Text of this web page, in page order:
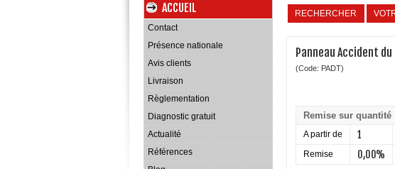
ACCUEIL
Contact
Présence nationale
Avis clients
Livraison
Règlementation
Diagnostic gratuit
Actualité
Références
RECHERCHER
Panneau Accident
(Code: PADT)
Remise sur quantité
A partir de 1
Remise 0,00%